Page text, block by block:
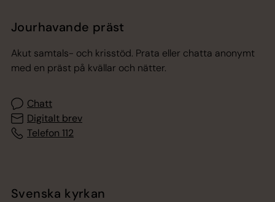
Jourhavande präst
Akut samtals- och krisstöd. Prata eller chatta anonymt
med en präst på kvällar och nätter.
Chatt
Digitalt brev
Telefon 112
Svenska kyrkan